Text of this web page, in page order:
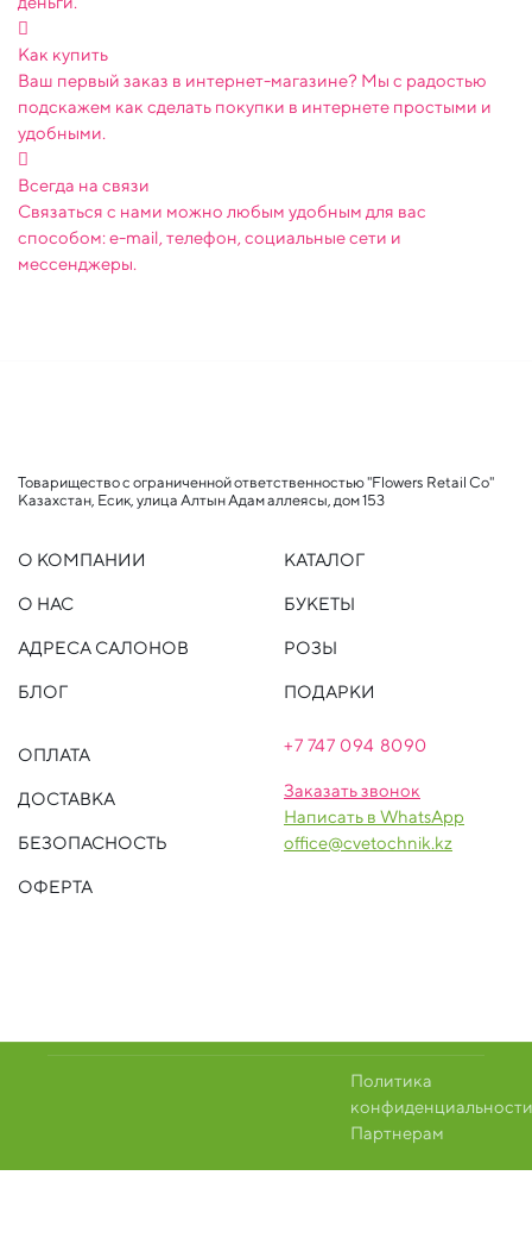
Как купить
Ваш первый заказ в интернет-магазине? Мы с радостью
подскажем как сделать покупки в интернете простыми и
удобными.
Всегда на связи
Связаться с нами можно любым удобным для вас
способом: e-mail, телефон, социальные сети и
мессенджеры.
Товарищество с ограниченной ответственностью "Flowers Retail Co"
Казахстан, Есик, улица Алтын Адам аллеясы, дом 153
О КОМПАНИИ
О НАС
АДРЕСА САЛОНОВ
БЛОГ
КАТАЛОГ
БУКЕТЫ
РОЗЫ
ПОДАРКИ
ОПЛАТА
ДОСТАВКА
БЕЗОПАСНОСТЬ
ОФЕРТА
+7 747 094 8090
Заказать звонок
Написать в WhatsApp
office@cvetochnik.kz
Политика
Партнерам